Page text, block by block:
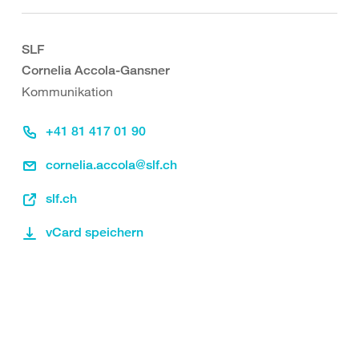
SLF
Cornelia Accola-Gansner
Kommunikation
+41 81 417 01 90
cornelia.accola@slf.ch
slf.ch
vCard speichern